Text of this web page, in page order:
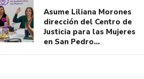
Asume Liliana Morones
dirección del Centro de
Justicia para las Mujeres
en San Pedro…